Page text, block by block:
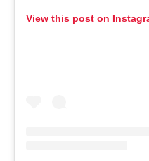
View this post on